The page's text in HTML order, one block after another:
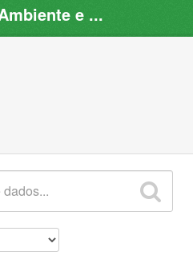
e ...